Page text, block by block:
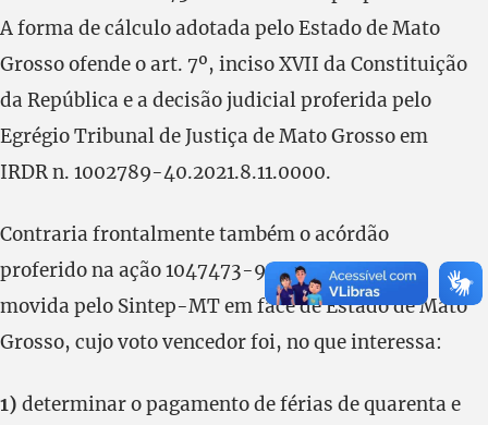
A forma de cálculo adotada pelo Estado de Mato
Grosso ofende o art. 7º, inciso XVII da Constituição
da República e a decisão judicial proferida pelo
Egrégio Tribunal de Justiça de Mato Grosso em
IRDR n. 1002789-40.2021.8.11.0000.
Contraria frontalmente também o acórdão
proferido na ação 1047473-92.2019.8.11.0041,
movida pelo Sintep-MT em face de Estado de Mato
Grosso, cujo voto vencedor foi, no que interessa:
1) determinar o pagamento de férias de quarenta e